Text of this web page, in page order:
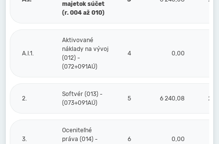
majetok súčet
(r. 004 až 010)
A.I.1.
Aktivované
náklady na vývoj
(012) -
(072+091AÚ)
4 0,00
2.
Softvér (013) -
(073+091AÚ)
5 6 240,08 2
3.
Oceniteľné
práva (014) -
6 0,00